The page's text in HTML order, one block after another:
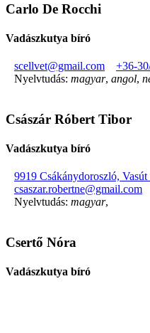
Carlo De Rocchi
Vadászkutya bíró
scellvet@gmail.com
+36-
Nyelvtudás: magyar, angol,
Császár Róbert Tibor
Vadászkutya bíró
9919 Csákánydoroszló, Vasút
csaszar.robertne@gmail.com
Nyelvtudás: magyar,
Csertő Nóra
Vadászkutya bíró